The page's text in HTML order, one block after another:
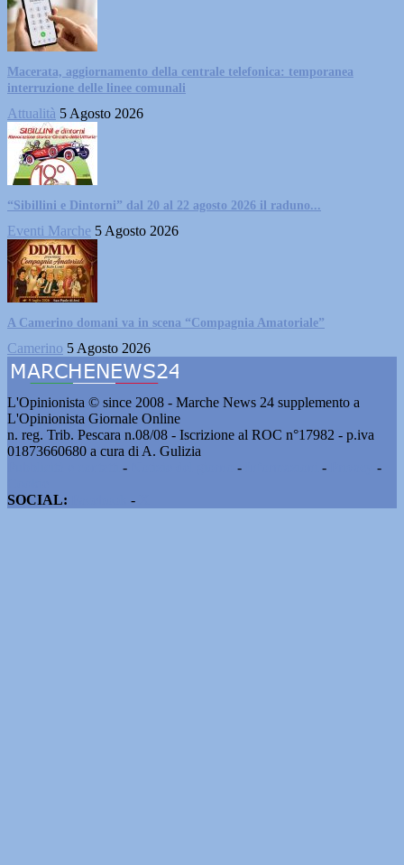
Macerata, aggiornamento della centrale telefonica: temporanea
interruzione delle linee comunali
Attualità 5 Agosto 2026
“Sibillini e Dintorni” dal 20 al 22 agosto 2026 il raduno...
Eventi Marche 5 Agosto 2026
A Camerino domani va in scena “Compagnia Amatoriale”
Camerino 5 Agosto 2026
L'Opinionista © since 2008 - Marche News 24 supplemento a
L'Opinionista Giornale Online
n. reg. Trib. Pescara n.08/08 - Iscrizione al ROC n°17982 - p.iva
01873660680 a cura di A. Gulizia
- - -
-
SOCIAL:
-